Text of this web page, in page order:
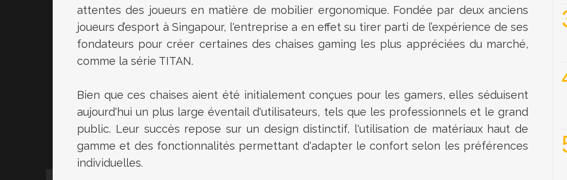
attentes des joueurs en matière de mobilier ergonomique. Fondée par deux anciens
joueurs d’esport à Singapour, l'entreprise a en effet su tirer parti de l’expérience de ses
fondateurs pour créer certaines des chaises gaming les plus appréciées du marché,
comme la série TITAN.
Bien que ces chaises aient été initialement conçues pour les gamers, elles séduisent
aujourd'hui un plus large éventail d'utilisateurs, tels que les professionnels et le grand
public. Leur succès repose sur un design distinctif, l'utilisation de matériaux haut de
gamme et des fonctionnalités permettant d'adapter le confort selon les préférences
individuelles.